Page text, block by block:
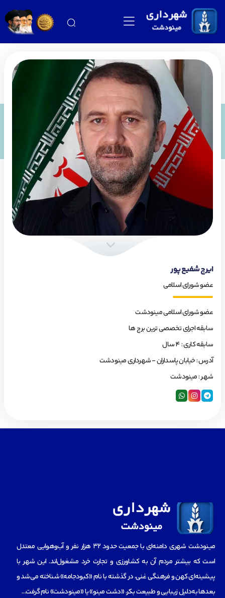
ایرج شفیع پور
عضو شورای اسلامی
عضو شورای اسلامی مینودشت
سابقه اجرای تخصصی ترین برج ها
سابقه کاری : 4 سال
آدرس : خیابان پاسداران - شهرداری مینودشت
شهـر : مینودشت
مینودشت شهری دامنه‌ای با جمعیت حدود ۳۲ هزار نفر و آب‌و‌هوایی معتدل
است که بیشتر مردم آن به کشاورزی و تجارت خرد مشغول‌اند. این شهر با
پیشینه‌ای کهن و فرهنگی غنی، در گذشته با نام «کبودجامه» شناخته می‌شد و
بعدها به‌دلیل زیبایی و طبیعت بکر، «دشت مینو» یا «مینودشت» نام گرفت…